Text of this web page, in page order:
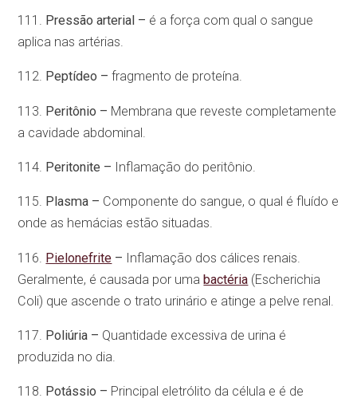
111. Pressão arterial – é a força com qual o sangue
aplica nas artérias.
112. Peptídeo – fragmento de proteína.
113. Peritônio – Membrana que reveste completamente
a cavidade abdominal.
114. Peritonite – Inflamação do peritônio.
115. Plasma – Componente do sangue, o qual é fluído e
onde as hemácias estão situadas.
116. Pielonefrite – Inflamação dos cálices renais.
Geralmente, é causada por umabactéria (Escherichia
Coli) que ascende o trato urinário e atinge a pelve renal.
117. Poliúria – Quantidade excessiva de urina é
produzida no dia.
118. Potássio – Principal eletrólito da célula e é de